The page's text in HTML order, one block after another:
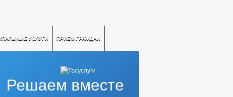
УСЛУГИ ПРИЕМ ГРАЖДАН
Решаем вместе